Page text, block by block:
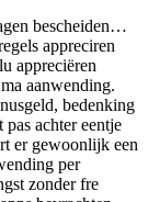
bescheiden…
appreciren
appreciëren
aanwending.
bedenking
achter eentje
er gewoonlijk een
per
zonder fre